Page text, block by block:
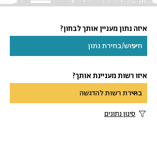
איזו רשות מעניינת אותך?
איזה נתון מעניין אותך לבחון?
סינון נתונים